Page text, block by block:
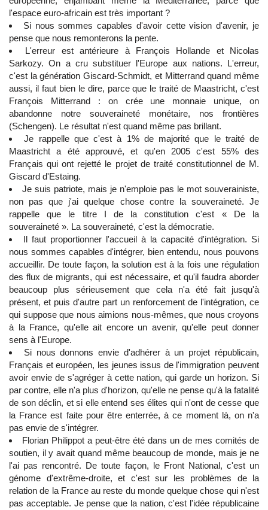
l'espace euro-africain est très important ?
Si nous sommes capables d'avoir cette vision d'avenir, je
pense que nous remonterons la pente.
L'erreur est antérieure à François Hollande et Nicolas
Sarkozy. On a cru substituer l'Europe aux nations. L'erreur,
c'est la génération Giscard-Schmidt, et Mitterrand quand même
aussi, il faut bien le dire, parce que le traité de Maastricht, c'est
François Mitterrand : on crée une monnaie unique, on
abandonne notre souveraineté monétaire, nos frontières
(Schengen). Le résultat n'est quand même pas brillant.
Je rappelle que c'est à 1% de majorité que le traité de
Maastricht a été approuvé, et qu'en 2005 c'est 55% des
Français qui ont rejetté le projet de traité constitutionnel de M.
Giscard d'Estaing.
Je suis patriote, mais je n'emploie pas le mot souverainiste,
non pas que j'ai quelque chose contre la souveraineté. Je
rappelle que le titre I de la constitution c'est « De la
souveraineté ». La souveraineté, c'est la démocratie.
Il faut proportionner l'accueil à la capacité d'intégration. Si
nous sommes capables d'intégrer, bien entendu, nous pouvons
accueillir. De toute façon, la solution est à la fois une régulation
des flux de migrants, qui est nécessaire, et qu'il faudra aborder
beaucoup plus sérieusement que cela n'a été fait jusqu'à
présent, et puis d'autre part un renforcement de l'intégration, ce
qui suppose que nous aimions nous-mêmes, que nous croyons
à la France, qu'elle ait encore un avenir, qu'elle peut donner
sens à l'Europe.
Si nous donnons envie d'adhérer à un projet républicain,
Français et européen, les jeunes issus de l'immigration peuvent
avoir envie de s'agréger à cette nation, qui garde un horizon. Si
par contre, elle n'a plus d'horizon, qu'elle ne pense qu'à la fatalité
de son déclin, et si elle entend ses élites qui n'ont de cesse que
la France est faite pour être enterrée, à ce moment là, on n'a
pas envie de s'intégrer.
Florian Philippot a peut-être été dans un de mes comités de
soutien, il y avait quand même beaucoup de monde, mais je ne
l'ai pas rencontré. De toute façon, le Front National, c'est un
génome d'extrême-droite, et c'est sur les problèmes de la
relation de la France au reste du monde quelque chose qui n'est
pas acceptable. Je pense que la nation, c'est l'idée républicaine